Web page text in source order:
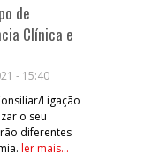
de
Clínica e
- 15:40
Ligação
o seu
diferentes
ler mais...